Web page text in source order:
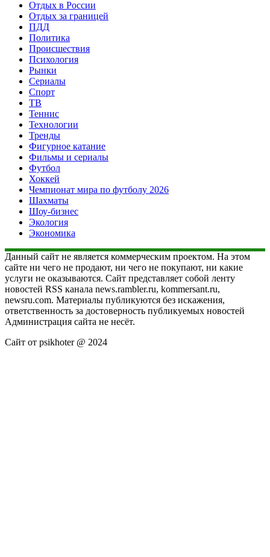
Отдых в России
Отдых за границей
ПДД
Политика
Происшествия
Психология
Рынки
Сериалы
Спорт
ТВ
Теннис
Технологии
Тренды
Фигурное катание
Фильмы и сериалы
Футбол
Хоккей
Чемпионат мира по футболу 2026
Шахматы
Шоу-бизнес
Экология
Экономика
Данный сайт не является коммерческим проектом. На этом
сайте ни чего не продают, ни чего не покупают, ни какие
услуги не оказываются. Сайт представляет собой ленту
новостей RSS канала news.rambler.ru, kommersant.ru,
newsru.com. Материалы публикуются без искажения,
ответственность за достоверность публикуемых новостей
Администрация сайта не несёт.
Сайт от psikhoter @ 2024